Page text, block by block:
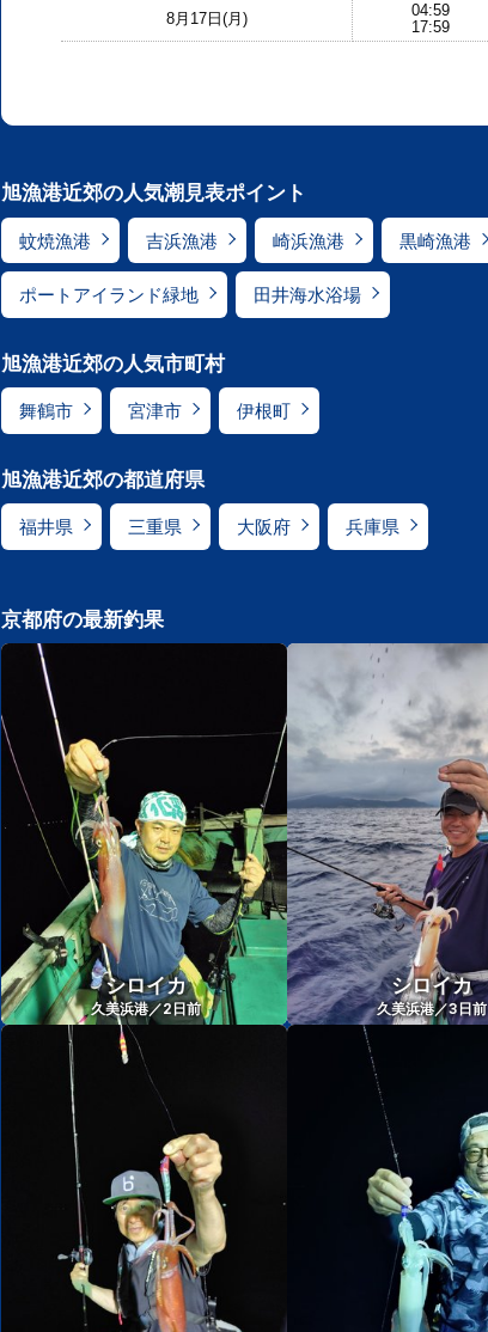
8月17日(月)
04:59
17:59
旭漁港近郊の人気潮見表ポイント
蚊焼漁港 吉浜漁港 崎浜漁港 黒崎漁港
ポートアイランド緑地 田井海水浴場
旭漁港近郊の人気市町村
舞鶴市 宮津市 伊根町
旭漁港近郊の都道府県
福井県 三重県 大阪府 兵庫県
京都府の最新釣果
シロイカ
久美浜港／2 日前
シロイカ
久美浜港／3 日前